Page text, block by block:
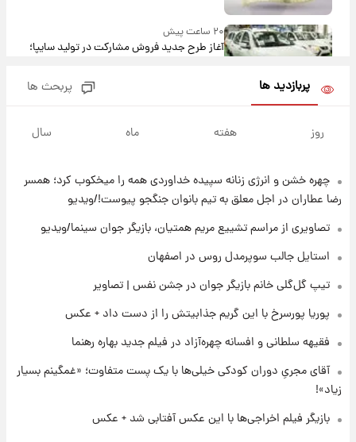
۲۰ ساعت پیش
آغاز طرح جدید فروش مشارکت در تولید سایپا؛
سود مشارکت چند درصد است؟
۲۱ ساعت پیش
کار استقلال و رامین رضاییان رسما تمام شد +
۲۲ ساعت پیش
مذاق رضاییان خوش نیامد+عکس
پروین اعتصامی در دوران نوجوانی؛ اواخر دهه
قدرت‌نمایی نظامی چین؛ بمب‌افکن حامل موشک
پربازدید ها پربحث ها
روز هفته ماه سال
چهره خشن و انرژی زنانه سپیده خداوردی همه را میخکوب کرد؛ همسر
رضا عطاران در اجل معلق به تیم بانوان جنگجو پیوست!/ویدیو
تصاویری از مراسم تشییع مریم همتیان، بازیگر جوان سینما/ویدیو
استایل جالب سوپرمدل روس در اصفهان
تیپ گل‌گلی خانم بازیگر جوان در جشن نفس | تصاویر
پوریا پورسرخ با این گریم جذابیتش را از دست داد + عکس
فقیهه سلطانی و افسانه چهره‌آزاد در فیلم جدید بهاره رهنما
آقای مجریِ دوران کودکی خیلی‌ها با یک پست متفاوت؛ «غمگینم بسیار
زیاد»!
بازیگر فیلم اخراجی‌ها با این عکس آفتابی شد + عکس